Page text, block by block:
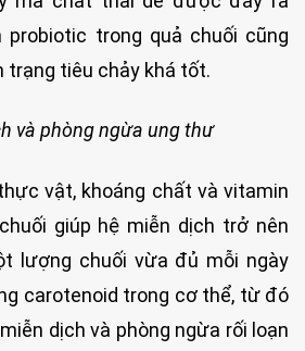
probiotic trong quả chuối cũng
trạng tiêu chảy khá tốt.
và phòng ngừa ung thư
vật, khoáng chất và vitamin
giúp hệ miễn dịch trở nên
lượng chuối vừa đủ mỗi ngày
carotenoid trong cơ thể, từ đó
dịch và phòng ngừa rối loạn